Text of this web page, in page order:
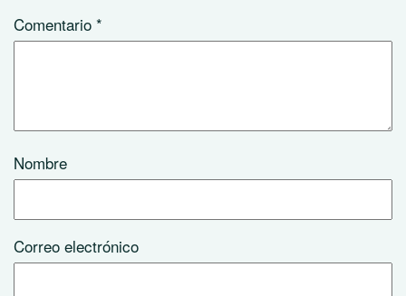
Comentario *
Nombre
Correo electrónico